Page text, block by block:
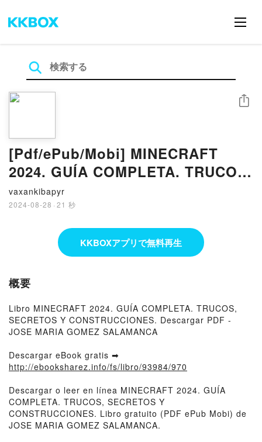
[Pdf/ePub/Mobi] MINECRAFT
2024. GUÍA COMPLETA. TRUCOS,
SECRETOS Y
CONSTRUCCIONES. - JOSE
MARIA GOMEZ SALAMANCA
descargar ebook gratis
vaxankibapyr
2024-08-28 · 21 秒
シェア
KKBOXアプリで無料再生
概要
Libro MINECRAFT 2024. GUÍA COMPLETA. TRUCOS,
SECRETOS Y CONSTRUCCIONES. Descargar PDF -
JOSE MARIA GOMEZ SALAMANCA
Descargar eBook gratis ➡
http://ebooksharez.info/fs/libro/93984/970
Descargar o leer en línea MINECRAFT 2024. GUÍA
COMPLETA. TRUCOS, SECRETOS Y
CONSTRUCCIONES. Libro gratuito (PDF ePub Mobi) de
JOSE MARIA GOMEZ SALAMANCA.